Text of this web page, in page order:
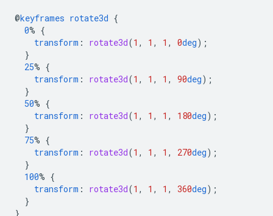
@keyframes rotate3d {
0% {
transform : rotate3d(1 , 1 , 1 , 0deg);
}
25% {
transform : rotate3d(1 , 1 , 1 , 90deg);
}
50% {
transform : rotate3d(1 , 1 , 1 , 180deg);
}
75% {
transform : rotate3d(1 , 1 , 1 , 270deg);
}
100% {
transform : rotate3d(1 , 1 , 1 , 360deg);
}
}